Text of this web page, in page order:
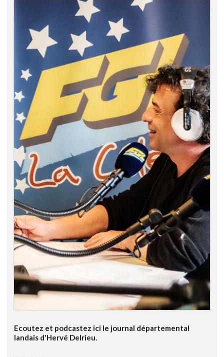
Ecoutez et podcastez ici le journal départemental
landais d'Hervé Delrieu.